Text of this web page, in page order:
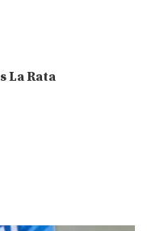
La Rata